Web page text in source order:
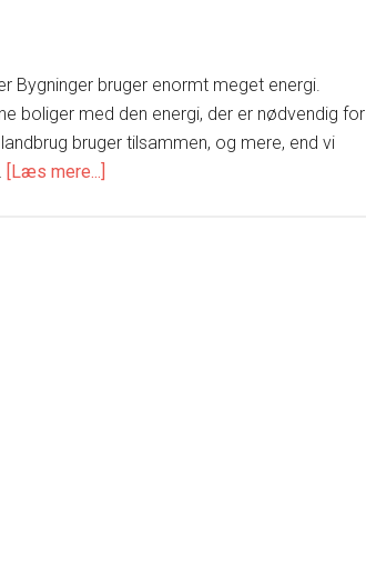
Bygninger bruger enormt meget energi.
boliger med den energi, der er nødvendig for
bruger tilsammen, og mere, end vi
[Læs mere...]